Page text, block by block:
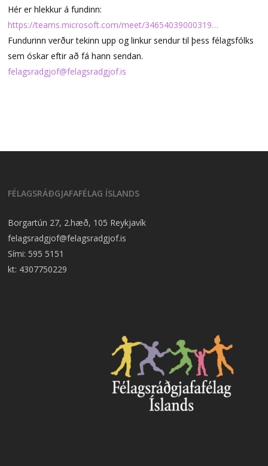
Hér er hlekkur á fundinn:
https://teams.microsoft.com/meet/34654039000319…
Fundurinn verður tekinn upp og linkur sendur til þess félagsfólks
sem óskar eftir að fá hann sendan.
felagsradgjof@felagsradgjof.is
FÉLAGSRÁÐGJAFAFÉLAG ÍSLANDS
Borgartún 27, 2.hæð, 105 Reykjavík
felagsradgjof@felagsradgjof.is
Sími: 595 5151
kt: 4307750229